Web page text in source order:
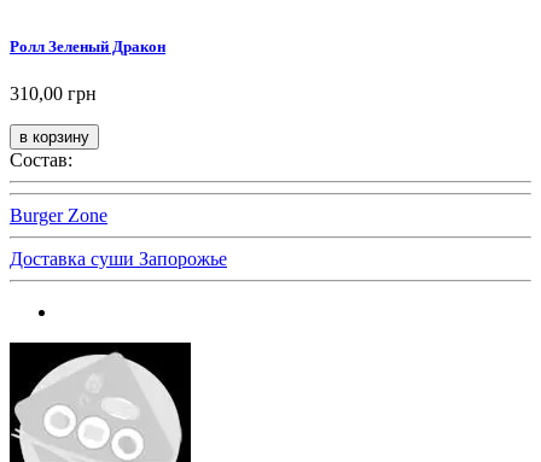
Ролл Зеленый Дракон
310,00 грн
Состав:
Burger Zone
Доставка суши Запорожье